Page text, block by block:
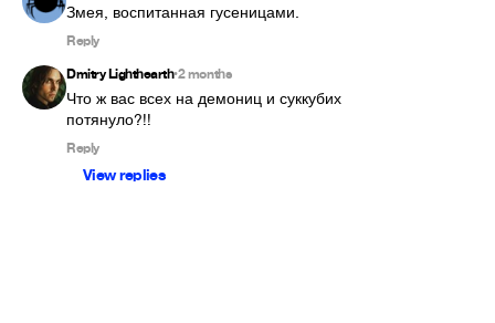
Змея, воспитанная гусеницами.
Reply
Dmitry Lighthearth•2 months
Что ж вас всех на демониц и суккубих
потянуло?!!
Reply
View replies